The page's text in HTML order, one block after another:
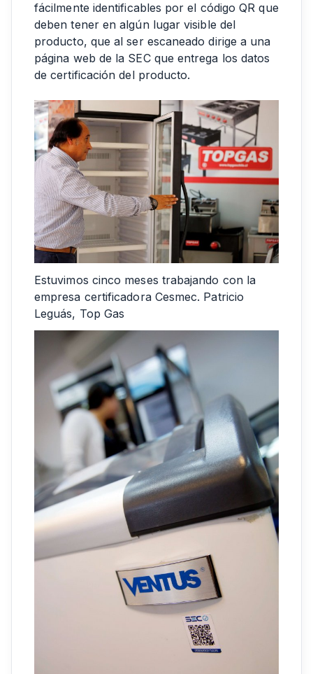
fácilmente identificables por el código QR que
deben tener en algún lugar visible del
producto, que al ser escaneado dirige a una
página web de la SEC que entrega los datos
de certificación del producto.
Estuvimos cinco meses trabajando con la
empresa certificadora Cesmec. Patricio
Leguás, Top Gas